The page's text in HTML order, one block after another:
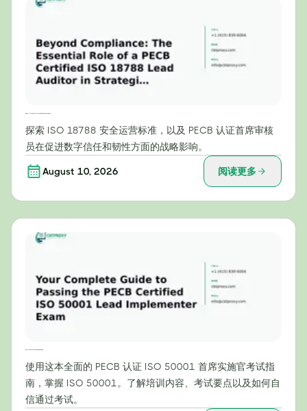
探索 ISO 18788 安全运营标准，以及 PECB 认证首席审核
员在促进数字信任和韧性方面的战略影响。
August 10, 2026 阅读更多
使用这本全面的 PECB 认证 ISO 50001 首席实施官考试指
南，掌握 ISO 50001。了解培训内容、考试要点以及如何自
信通过考试。